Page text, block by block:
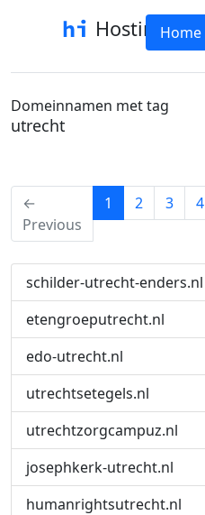
HostinfoHome
Domeinnamen met tag
utrecht
←
Previous
1 (current)
2 3 4
schilder-utrecht-enders.nl
etengroeputrecht.nl
edo-utrecht.nl
utrechtsetegels.nl
utrechtzorgcampuz.nl
josephkerk-utrecht.nl
humanrightsutrecht.nl